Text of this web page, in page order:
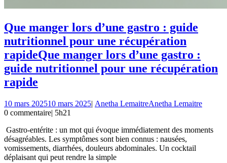
Que manger lors d’une gastro : guide
nutritionnel pour une récupération
rapideQue manger lors d’une gastro :
guide nutritionnel pour une récupération
rapide
10 mars 202510 mars 2025| Anetha LemaitreAnetha Lemaitre
0 commentaire| 5h21
Gastro-entérite : un mot qui évoque immédiatement des moments
désagréables. Les symptômes sont bien connus : nausées,
vomissements, diarrhées, douleurs abdominales. Un cocktail
déplaisant qui peut rendre la simple